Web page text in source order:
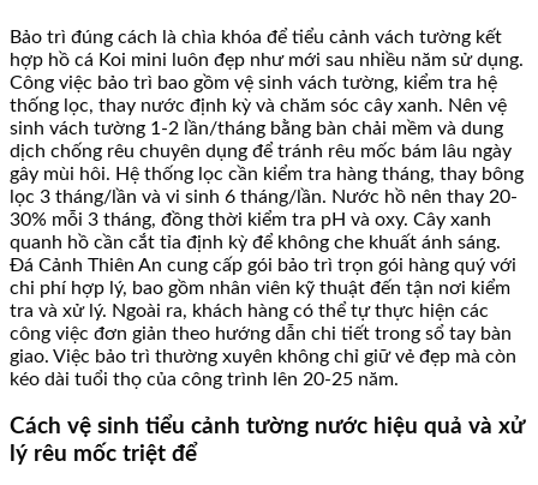
Bảo trì đúng cách là chìa khóa để tiểu cảnh vách tường kết
hợp hồ cá Koi mini luôn đẹp như mới sau nhiều năm sử dụng.
Công việc bảo trì bao gồm vệ sinh vách tường, kiểm tra hệ
thống lọc, thay nước định kỳ và chăm sóc cây xanh. Nên vệ
sinh vách tường 1-2 lần/tháng bằng bàn chải mềm và dung
dịch chống rêu chuyên dụng để tránh rêu mốc bám lâu ngày
gây mùi hôi. Hệ thống lọc cần kiểm tra hàng tháng, thay bông
lọc 3 tháng/lần và vi sinh 6 tháng/lần. Nước hồ nên thay 20-
30% mỗi 3 tháng, đồng thời kiểm tra pH và oxy. Cây xanh
quanh hồ cần cắt tỉa định kỳ để không che khuất ánh sáng.
Đá Cảnh Thiên An cung cấp gói bảo trì trọn gói hàng quý với
chi phí hợp lý, bao gồm nhân viên kỹ thuật đến tận nơi kiểm
tra và xử lý. Ngoài ra, khách hàng có thể tự thực hiện các
công việc đơn giản theo hướng dẫn chi tiết trong sổ tay bàn
giao. Việc bảo trì thường xuyên không chỉ giữ vẻ đẹp mà còn
kéo dài tuổi thọ của công trình lên 20-25 năm.
Cách vệ sinh tiểu cảnh tường nước hiệu quả và xử
lý rêu mốc triệt để